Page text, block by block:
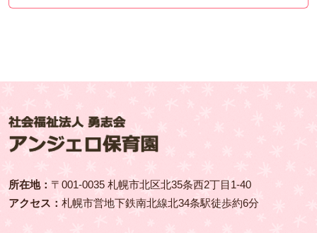
所在地： 〒001‑0035 札幌市北区北35条西2丁目1-40
アクセス：札幌市営地下鉄南北線北34条駅徒歩約6分